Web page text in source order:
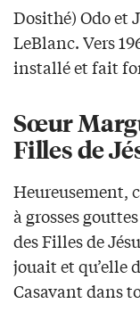
Dosithé) Odo et
LeBlanc. Vers
installé et fait
Sœur
Filles de
Heureusement,
à grosses
des Filles de
jouait et qu’elle
Casavant dans